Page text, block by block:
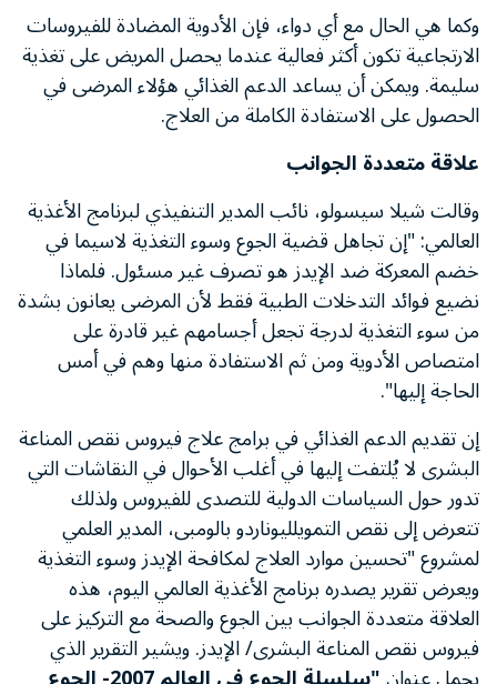
وكما هي الحال مع أي دواء، فإن الأدوية المضادة للفيروسات
الارتجاعية تكون أكثر فعالية عندما يحصل المريض على تغذية
سليمة. ويمكن أن يساعد الدعم الغذائي هؤلاء المرضى في
الحصول على الاستفادة الكاملة من العلاج.
علاقة متعددة الجوانب
وقالت شيلا سيسولو، نائب المدير التنفيذي لبرنامج الأغذية
العالمي: "إن تجاهل قضية الجوع وسوء التغذية لاسيما في
خضم المعركة ضد الإيدز هو تصرف غير مسئول. فلماذا
نضيع فوائد التدخلات الطبية فقط لأن المرضى يعانون بشدة
من سوء التغذية لدرجة تجعل أجسامهم غير قادرة على
امتصاص الأدوية ومن ثم الاستفادة منها وهم في أمس
الحاجة إليها".
إن تقديم الدعم الغذائي في برامج علاج فيروس نقص المناعة
البشرى لا يُلتفت إليها في أغلب الأحوال في النقاشات التي
تدور حول السياسات الدولية للتصدى للفيروس ولذلك
تتعرض إلى نقص التمويلليوناردو بالومبى، المدير العلمي
لمشروع "تحسين موارد العلاج لمكافحة الإيدز وسوء التغذية
ويعرض تقرير يصدره برنامج الأغذية العالمي اليوم، هذه
العلاقة متعددة الجوانب بين الجوع والصحة مع التركيز على
فيروس نقص المناعة البشرى/ الإيدز. ويشير التقرير الذي